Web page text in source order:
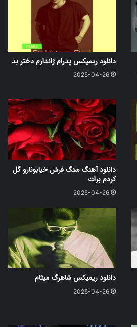
دانلود ریمیکس پدرام ژاندارم دختر بد
2025-04-26
دانلود آهنگ سنگ فرش خیابونارو گل
کردم برات
2025-04-26
دانلود ریمیکس شاهرگ میثام
2025-04-26